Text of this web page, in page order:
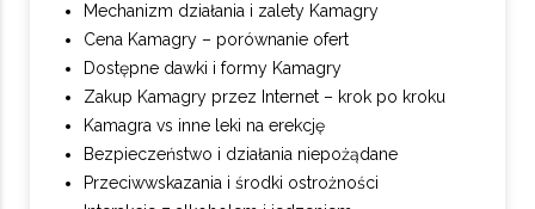
Mechanizm działania i zalety Kamagry
Cena Kamagry – porównanie ofert
Dostępne dawki i formy Kamagry
Zakup Kamagry przez Internet – krok po kroku
Kamagra vs inne leki na erekcję
Bezpieczeństwo i działania niepożądane
Przeciwwskazania i środki ostrożności